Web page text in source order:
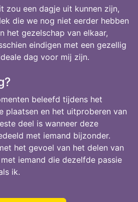
zou een dagje uit kunnen zijn,
die we nog niet eerder hebben
het gezelschap van elkaar,
eindigen met een gezellig
dag voor mij zijn.
beleefd tijdens het
plaatsen en het uitproberen van
deel is wanneer deze
met iemand bijzonder.
het gevoel van het delen van
iemand die dezelfde passie
ik.